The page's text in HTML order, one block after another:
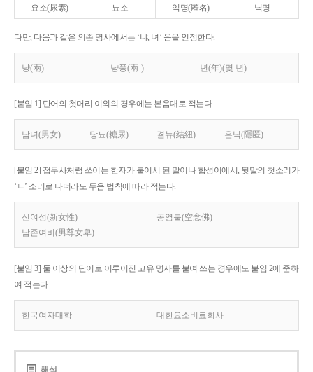
요소(尿素) 뇨소 익명(匿名) 닉명
다만, 다음과 같은 의존 명사에서는 ‘냐, 녀’ 음을 인정한다.
냥(兩) 냥쭝(兩-) 년(年)(몇 년)
[붙임 1] 단어의 첫머리 이외의 경우에는 본음대로 적는다.
남녀(男女) 당뇨(糖尿) 결뉴(結紐) 은닉(隱匿)
[붙임 2] 접두사처럼 쓰이는 한자가 붙어서 된 말이나 합성어에서, 뒷말의 첫소리가
‘ㄴ’ 소리로 나더라도 두음 법칙에 따라 적는다.
신여성(新女性)
공염불(空念佛)
남존여비(男尊女卑)
[붙임 3] 둘 이상의 단어로 이루어진 고유 명사를 붙여 쓰는 경우에도 붙임 2에 준하
여 적는다.
한국여자대학 대한요소비료회사
해설